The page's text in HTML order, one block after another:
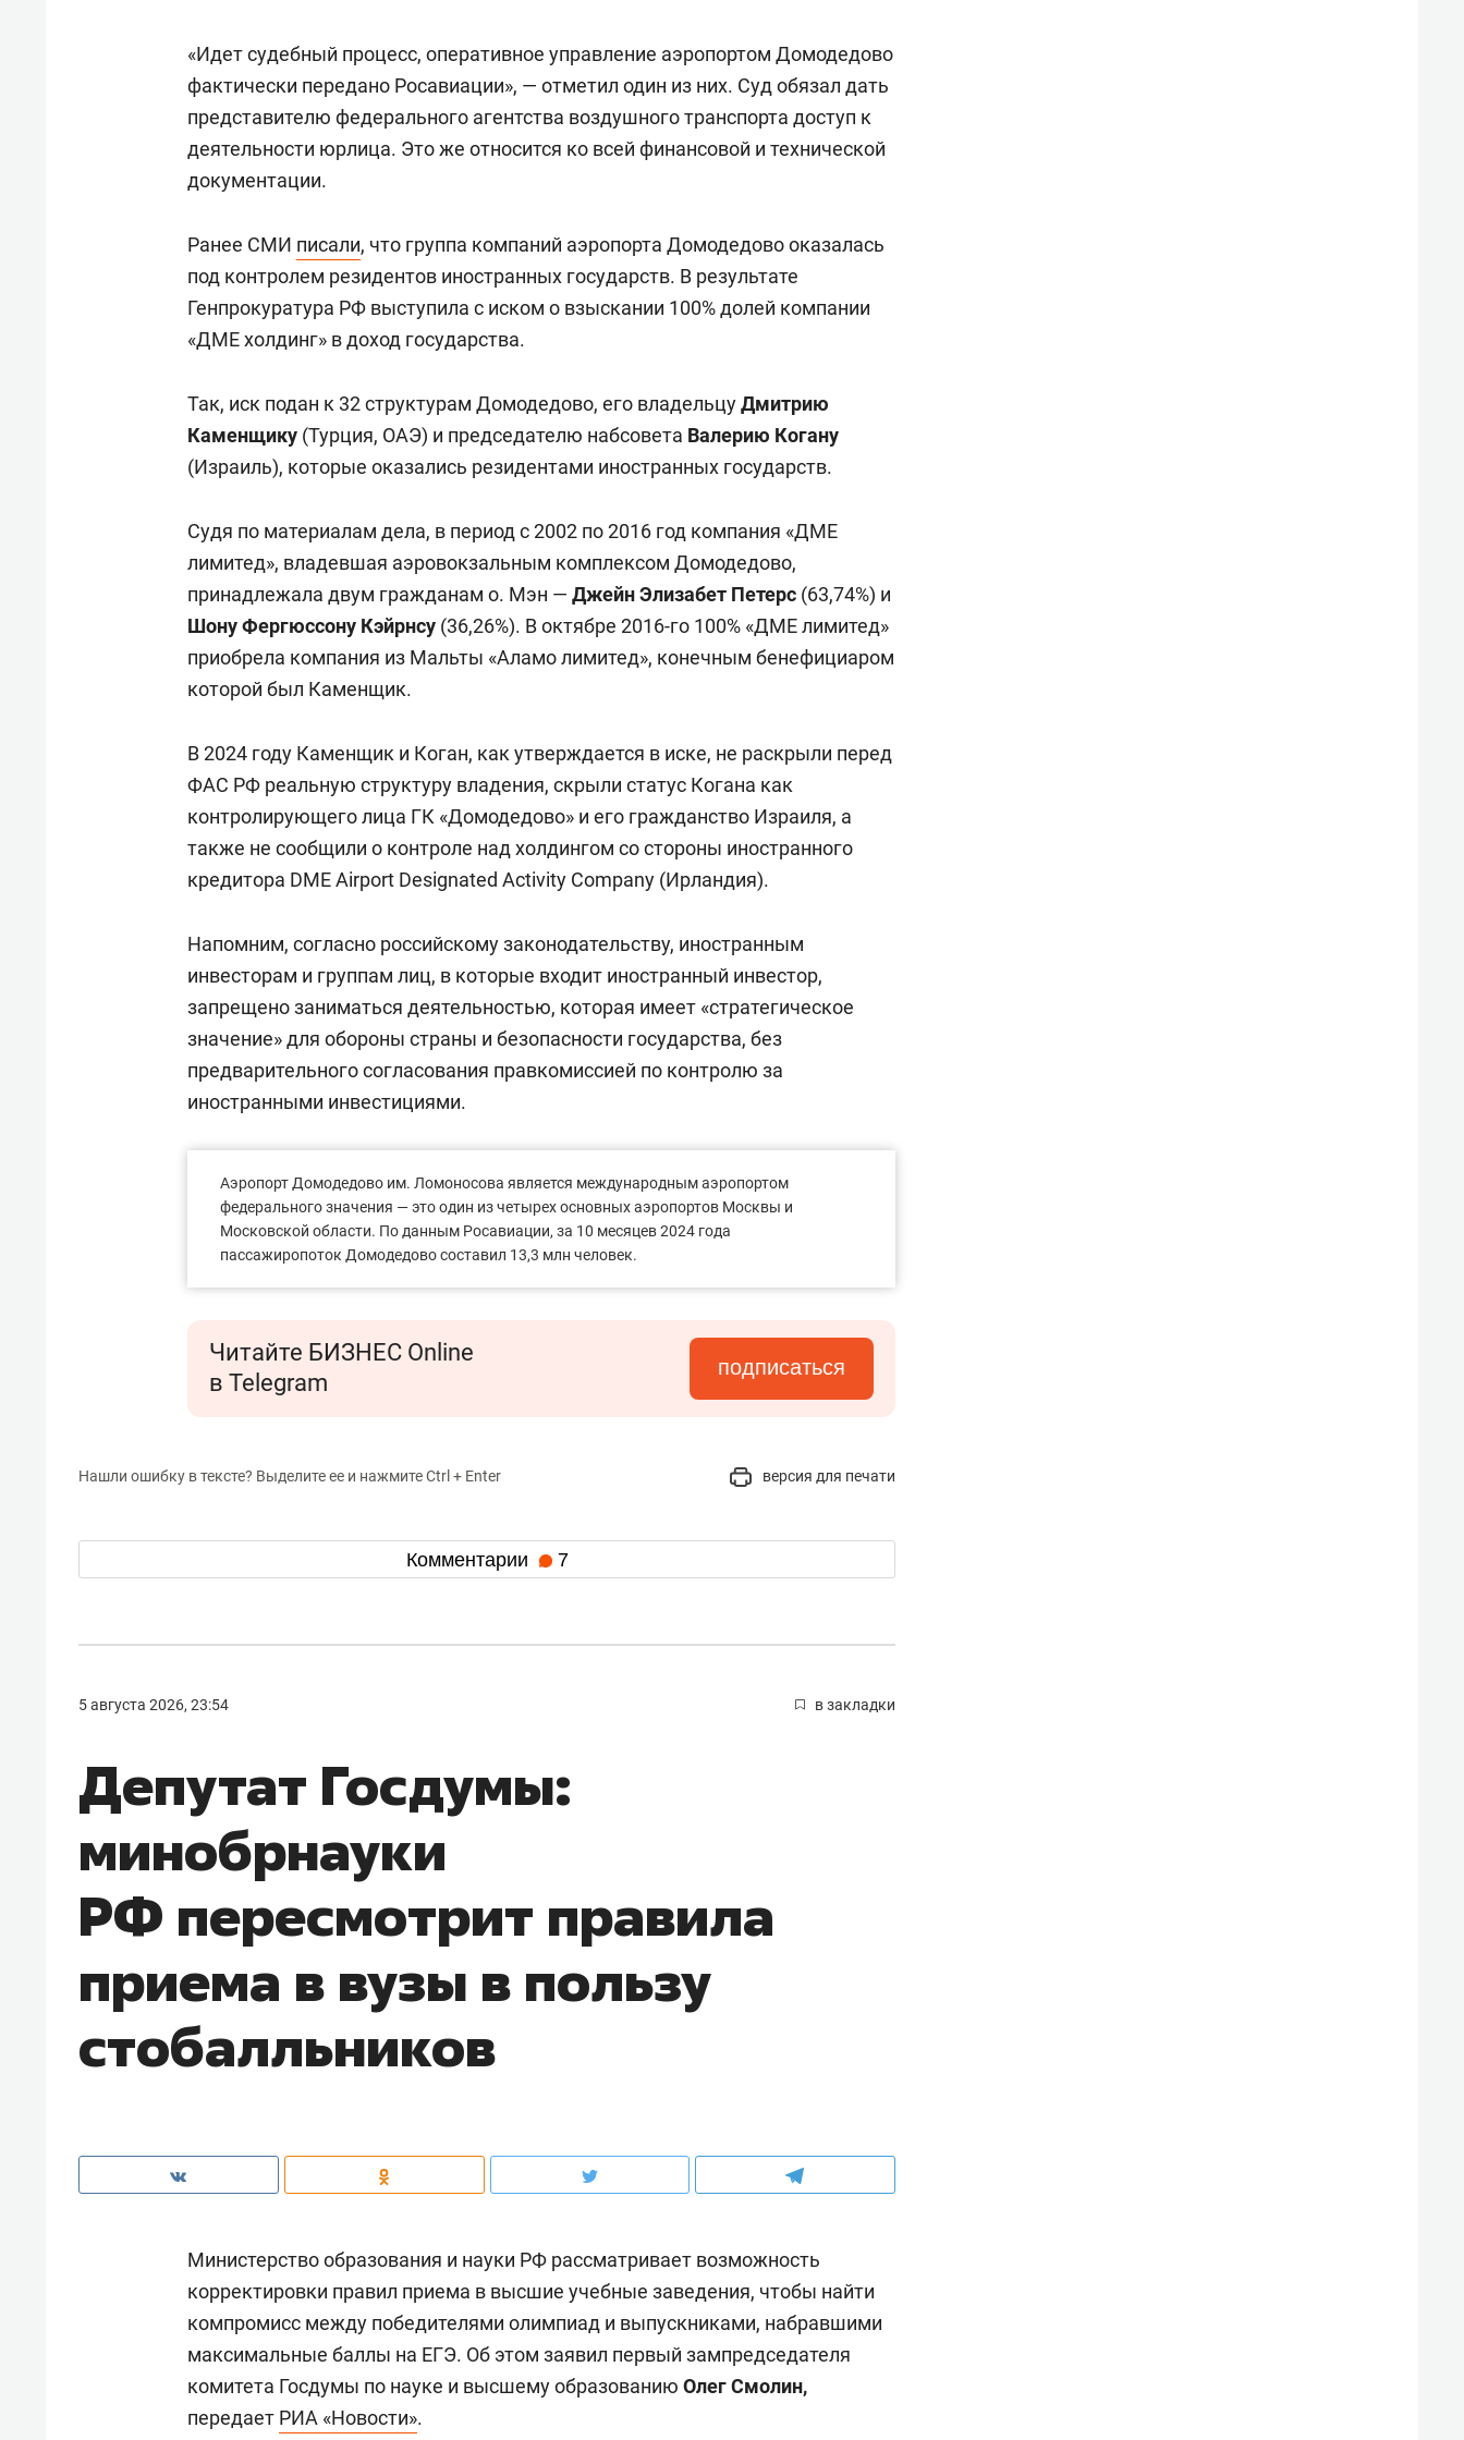
«Идет судебный процесс, оперативное управление аэропортом Домодедово
фактически передано Росавиации», — отметил один из них. Суд обязал дать
представителю федерального агентства воздушного транспорта доступ к
деятельности юрлица. Это же относится ко всей финансовой и технической
документации.
Ранее СМИ писали, что группа компаний аэропорта Домодедово оказалась
под контролем резидентов иностранных государств. В результате
Генпрокуратура РФ выступила с иском о взыскании 100% долей компании
«ДМЕ холдинг» в доход государства.
Так, иск подан к 32 структурам Домодедово, его владельцуДмитрию
Каменщику (Турция, ОАЭ) и председателю набсовета Валерию Когану
(Израиль), которые оказались резидентами иностранных государств.
Судя по материалам дела, в период с 2002 по 2016 год компания «ДМЕ
лимитед», владевшая аэровокзальным комплексом Домодедово,
принадлежала двум гражданам о. Мэн — Джейн Элизабет Петерс (63,74%) и
Шону Фергюссону Кэйрнсу (36,26%). В октябре 2016-го 100% «ДМЕ лимитед»
приобрела компания из Мальты «Аламо лимитед», конечным бенефициаром
которой был Каменщик.
В 2024 году Каменщик и Коган, как утверждается в иске, не раскрыли перед
ФАС РФ реальную структуру владения, скрыли статус Когана как
контролирующего лица ГК «Домодедово» и его гражданство Израиля, а
также не сообщили о контроле над холдингом со стороны иностранного
кредитора DME Airport Designated Activity Company (Ирландия).
Напомним, согласно российскому законодательству, иностранным
инвесторам и группам лиц, в которые входит иностранный инвестор,
запрещено заниматься деятельностью, которая имеет «стратегическое
значение» для обороны страны и безопасности государства, без
предварительного согласования правкомиссией по контролю за
иностранными инвестициями.
Аэропорт Домодедово им. Ломоносова является международным аэропортом
федерального значения — это один из четырех основных аэропортов Москвы и
Московской области. По данным Росавиации, за 10 месяцев 2024 года
пассажиропоток Домодедово составил 13,3 млн человек.
Читайте БИЗНЕС Online
в Telegram
подписаться
Нашли ошибку в тексте? Выделите ее и нажмите Ctrl + Enter версия для печати
Комментарии 7
5 августа 2026, 23:54 в закладки
Депутат Госдумы:
минобрнауки
РФ пересмотрит правила
приема в вузы в пользу
стобалльников
Министерство образования и науки РФ рассматривает возможность
корректировки правил приема в высшие учебные заведения, чтобы найти
компромисс между победителями олимпиад и выпускниками, набравшими
максимальные баллы на ЕГЭ. Об этом заявил первый зампредседателя
комитета Госдумы по науке и высшему образованию Олег Смолин,
передает РИА «Новости».